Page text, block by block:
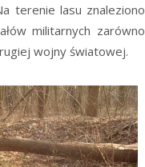
terenie lasu znaleziono
militarnych zarówno
wojny światowej.